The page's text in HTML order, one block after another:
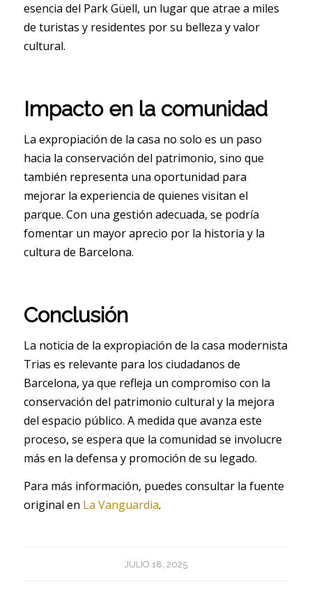
esencia del Park Güell, un lugar que atrae a miles
de turistas y residentes por su belleza y valor
cultural.
Impacto en la comunidad
La expropiación de la casa no solo es un paso
hacia la conservación del patrimonio, sino que
también representa una oportunidad para
mejorar la experiencia de quienes visitan el
parque. Con una gestión adecuada, se podría
fomentar un mayor aprecio por la historia y la
cultura de Barcelona.
Conclusión
La noticia de la expropiación de la casa modernista
Trias es relevante para los ciudadanos de
Barcelona, ya que refleja un compromiso con la
conservación del patrimonio cultural y la mejora
del espacio público. A medida que avanza este
proceso, se espera que la comunidad se involucre
más en la defensa y promoción de su legado.
Para más información, puedes consultar la fuente
original en La Vanguardia.
JULIO 18, 2025